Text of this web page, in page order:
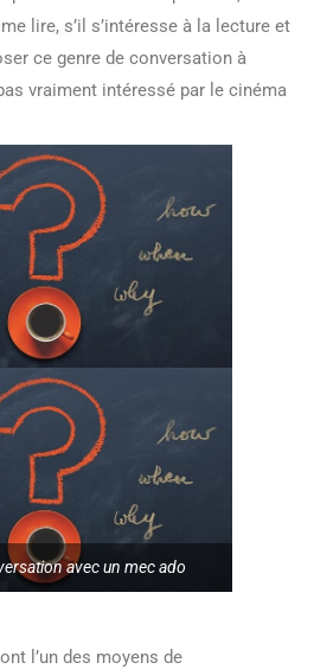
lire, s’il s’intéresse à la lecture et
ce genre de conversation à
vraiment intéressé par le cinéma
avec un mec ado
l’un des moyens de